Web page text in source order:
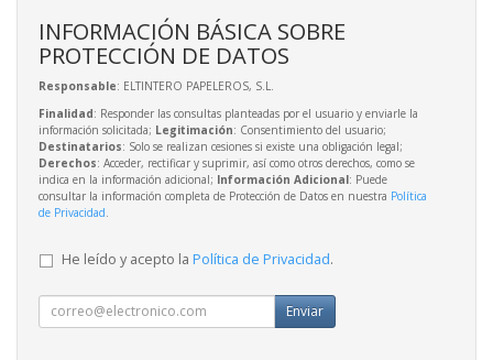
INFORMACIÓN BÁSICA SOBRE
PROTECCIÓN DE DATOS
Responsable: ELTINTERO PAPELEROS, S.L.
Finalidad: Responder las consultas planteadas por el usuario y enviarle la
información solicitada; Legitimación: Consentimiento del usuario;
Destinatarios: Solo se realizan cesiones si existe una obligación legal;
Derechos: Acceder, rectificar y suprimir, así como otros derechos, como se
indica en la información adicional; Información Adicional: Puede
consultar la información completa de Protección de Datos en nuestra Política
de Privacidad
He leído y acepto la Política de Privacidad.
Enviar